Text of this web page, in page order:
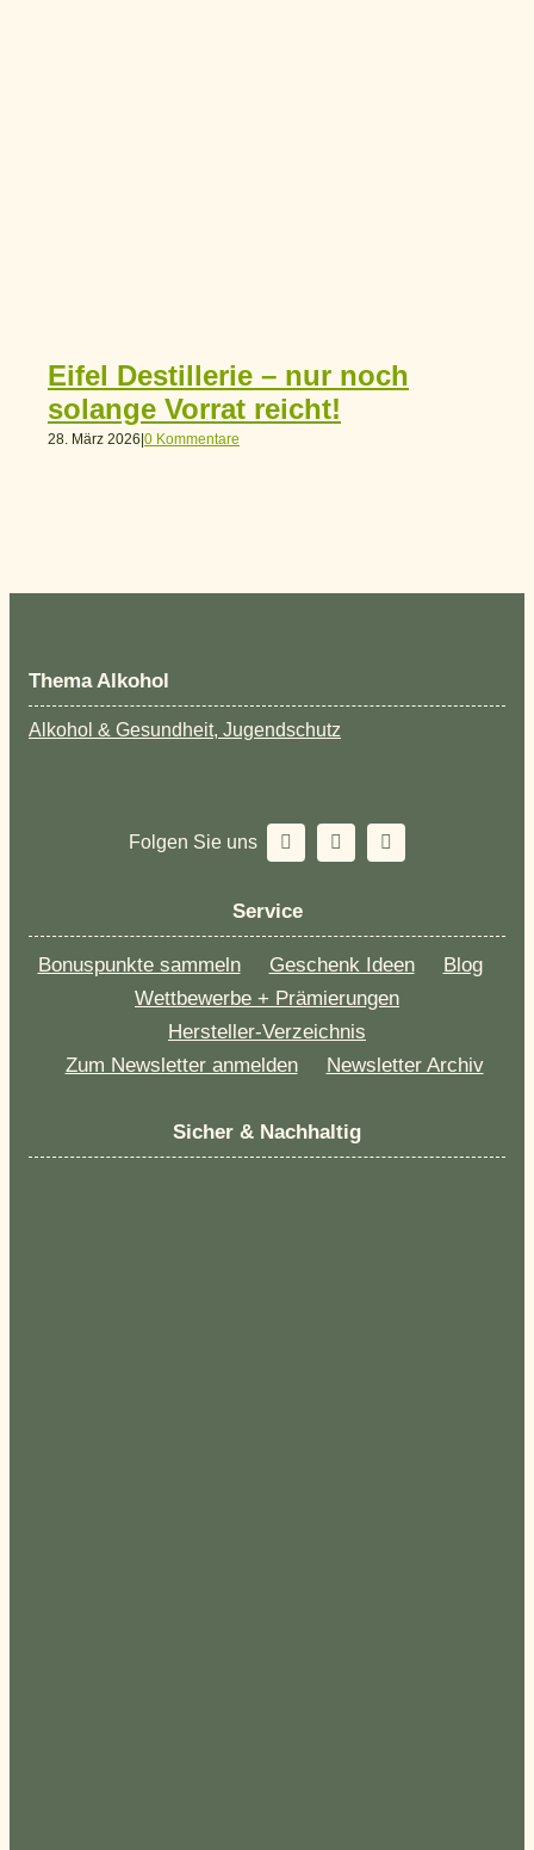
Eifel Destillerie – nur noch
solange Vorrat reicht!
28. März 2026|0 Kommentare
Thema Alkohol
Alkohol & Gesundheit, Jugendschutz
Folgen Sie uns
Service
Bonuspunkte sammeln Geschenk Ideen
Blog
Wettbewerbe + Prämierungen
Hersteller-Verzeichnis
Zum Newsletter anmelden
Newsletter Archiv
Sicher & Nachhaltig